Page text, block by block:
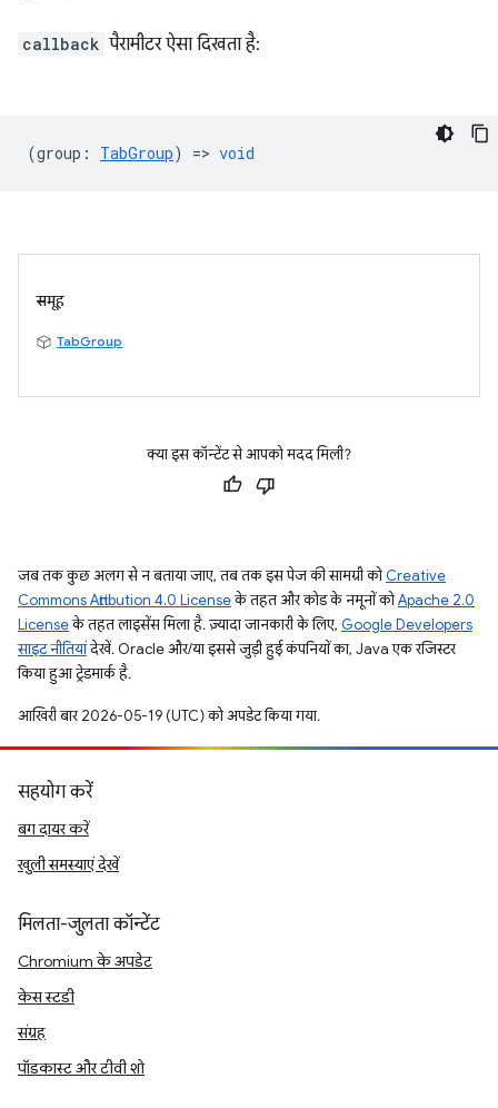
callback पैरामीटर ऐसा दिखता है:
(group : TabGroup) => void
समूह
TabGroup
क्या इस कॉन्टेंट से आपको मदद मिली?
जब तक कुछ अलग से न बताया जाए, तब तक इस पेज की सामग्री कोCreative
Commons Attribution 4.0 Licenseके तहत और कोड के नमूनों कोApache 2.0
Licenseके तहत लाइसेंस मिला है. ज़्यादा जानकारी के लिए, Google Developers
साइट नीतियांदेखें. Oracle और/या इससे जुड़ी हुई कंपनियों का, Java एक रजिस्टर
किया हुआ ट्रेडमार्क है.
आखिरी बार 2026-05-19 (UTC) को अपडेट किया गया.
सहयोग करें
बग दायर करें
खुली समस्याएं देखें
मिलता-जुलता कॉन्टेंट
Chromium के अपडेट
केस स्टडी
संग्रह
पॉडकास्ट और टीवी शो